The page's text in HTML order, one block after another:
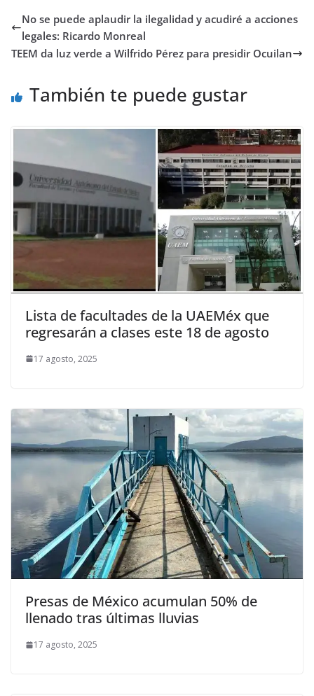
No se puede aplaudir la ilegalidad y acudiré a acciones
legales: Ricardo Monreal
TEEM da luz verde a Wilfrido Pérez para presidir Ocuilan
También te puede gustar
Lista de facultades de la UAEMéx que
regresarán a clases este 18 de agosto
17 agosto, 2025
Presas de México acumulan 50% de
llenado tras últimas lluvias
17 agosto, 2025